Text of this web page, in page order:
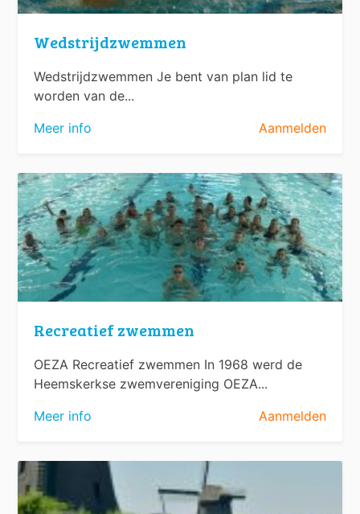
Wedstrijdzwemmen
Wedstrijdzwemmen Je bent van plan lid te
worden van de...
Meer info
Aanmelden
Recreatief zwemmen
OEZA Recreatief zwemmen In 1968 werd de
Heemskerkse zwemvereniging OEZA...
Meer info
Aanmelden